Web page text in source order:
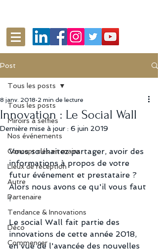
Post
Tous les posts
Miroirs à selfies
Nos événements
Concept clés en mains
Lieux de réception
Autre
Partenaire
Tendance & Innovations
Déco
Commencer
Tous les posts
Innovation : Le Social Wall
8 janv. 2018 2 min de lecture
Dernière mise à jour : 6 juin 2019
Vous souhaitez partager, avoir des
informations à propos de votre
futur événement et prestataire ?
Alors nous avons ce qu'il vous faut
!
Le social Wall fait partie des
innovations de cette année 2018,
en vue de l'avancée des nouvelles